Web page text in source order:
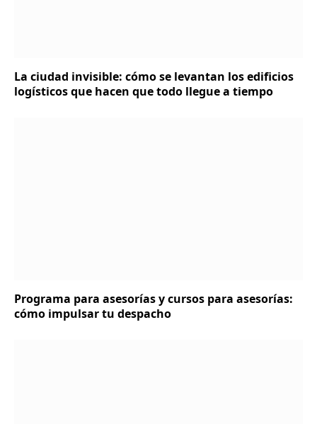
La ciudad invisible: cómo se levantan los edificios
logísticos que hacen que todo llegue a tiempo
Programa para asesorías y cursos para asesorías:
cómo impulsar tu despacho